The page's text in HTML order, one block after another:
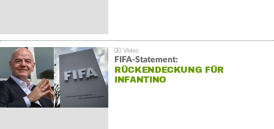
FIFA-Statement:
RÜCKENDECKUNG FÜR
INFANTINO